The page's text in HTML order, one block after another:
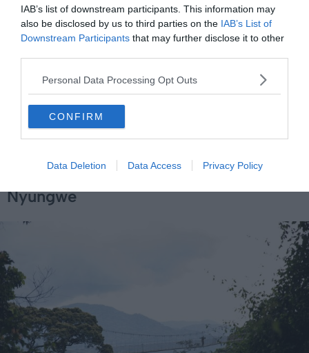
IAB’s list of downstream participants. This information may
also be disclosed by us to third parties on the IAB’s List of
Downstream Participants that may further disclose it to other
Personal Data Processing Opt Outs
CONFIRM
Data Deletion Data Access Privacy Policy
Infos pratiques sur le Kigali Genocide Memorial
📍Adresse: KG 14 Ave, Kigali, Rwanda (Voir sur
Google Maps )
🕐Horaires d’ouverture: Généralement ouvert
de 8h à 17h (dernière entrée vers 16h), fermé
lors de certains événements commémoratifs
6. La canopée du parc national de
Nyungwe